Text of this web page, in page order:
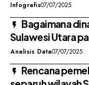
Infografis07/07/2025
Bagaimana
Sulawesi Utara
Analisis Data07/07/2025
Rencana